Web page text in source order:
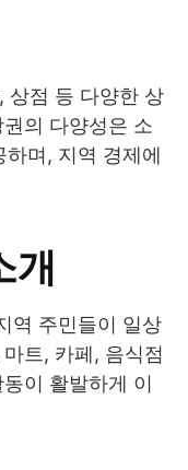
상점 등 다양한 상
의 다양성은 소
며, 지역 경제에
개
역 주민들이 일상
트, 카페, 음식점
이 활발하게 이